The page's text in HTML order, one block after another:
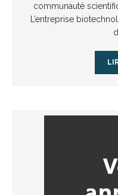
communauté
L’entreprise